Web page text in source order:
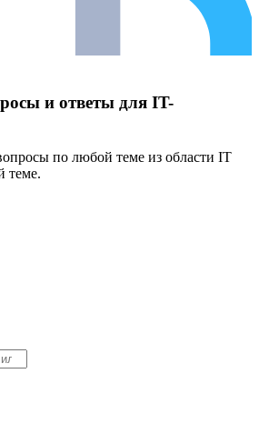
и ответы для IT-
по любой теме из области IT
теме.